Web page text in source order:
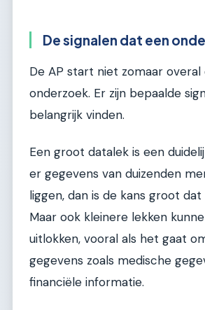
De signalen dat een
De AP start niet zomaar overal
onderzoek. Er zijn bepaalde
belangrijk vinden.
Een groot datalek is een
er gegevens van duizenden
liggen, dan is de kans groot
Maar ook kleinere lekken
uitlokken, vooral als het gaat
gegevens zoals medische
financiële informatie.